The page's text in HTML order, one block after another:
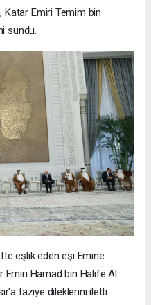
Katar Emiri Temim bin
sundu.
eşlik eden eşi Emine
Emiri Hamad bin Halife Al
taziye dileklerini iletti.